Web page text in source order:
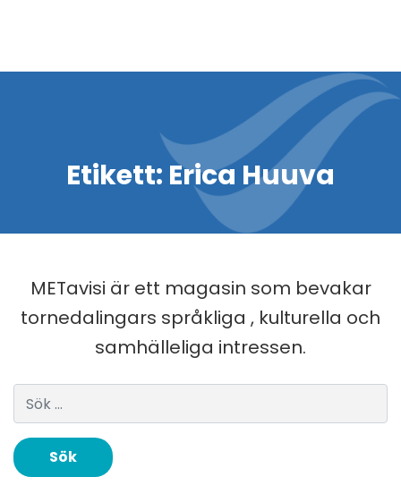
Etikett: Erica Huuva
METavisi är ett magasin som bevakar
tornedalingars språkliga , kulturella och
samhälleliga intressen.
Sök efter: